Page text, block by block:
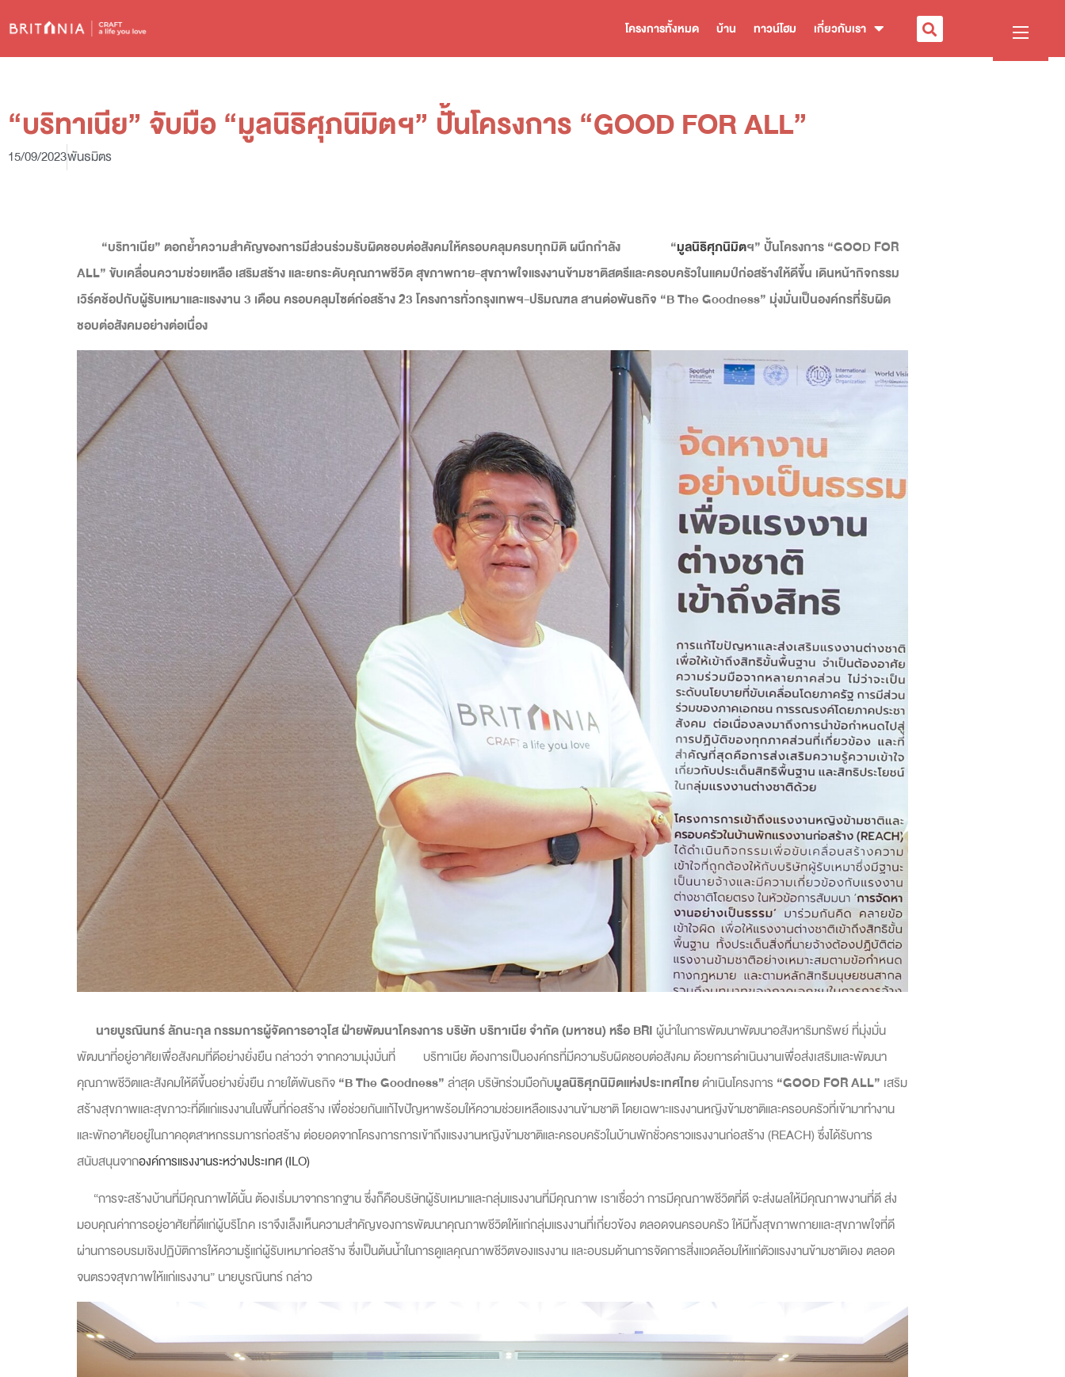
โครงการทั้งหมด บ้าน ทาวน์โฮม เกี่ยวกับเรา
“บริทาเนีย” จับมือ “มูลนิธิศุภนิมิตฯ” ปั้นโครงการ “GOOD FOR ALL”
15/09/2023พันธมิตร
“บริทาเนีย” ตอกย้ำความสำคัญของการมีส่วนร่วมรับผิดชอบต่อสังคมให้ครอบคลุมครบทุกมิติ ผนึกกำลัง “มูลนิธิศุภนิมิตฯ” ปั้นโครงการ “GOOD FOR
ALL” ขับเคลื่อนความช่วยเหลือ เสริมสร้าง และยกระดับคุณภาพชีวิต สุขภาพกาย-สุขภาพใจแรงงานข้ามชาติสตรีและครอบครัวในแคมป์ก่อสร้างให้ดีขึ้น เดินหน้ากิจกรรม
เวิร์คช้อปกับผู้รับเหมาและแรงงาน 3 เดือน ครอบคลุมไซต์ก่อสร้าง 23 โครงการทั่วกรุงเทพฯ-ปริมณฑล สานต่อพันธกิจ “B The Goodness” มุ่งมั่นเป็นองค์กรที่รับผิด
ชอบต่อสังคมอย่างต่อเนื่อง
นายบูรณินทร์ ลัภนะกุล กรรมการผู้จัดการอาวุโส ฝ่ายพัฒนาโครงการ บริษัท บริทาเนีย จำกัด (มหาชน)หรือBRI ผู้นำในการพัฒนาพัฒนาอสังหาริมทรัพย์ ที่มุ่งมั่น
พัฒนาที่อยู่อาศัยเพื่อสังคมที่ดีอย่างยั่งยืน กล่าวว่า จากความมุ่งมั่นที่ บริทาเนีย ต้องการเป็นองค์กรที่มีความรับผิดชอบต่อสังคม ด้วยการดำเนินงานเพื่อส่งเสริมและพัฒนา
คุณภาพชีวิตและสังคมให้ดีขึ้นอย่างยั่งยืน ภายใต้พันธกิจ“B The Goodness”ล่าสุด บริษัทร่วมมือกับมูลนิธิศุภนิมิตแห่งประเทศไทยดำเนินโครงการ “GOOD FOR ALL” เสริม
สร้างสุขภาพและสุขภาวะที่ดีแก่แรงงานในพื้นที่ก่อสร้าง เพื่อช่วยกันแก้ไขปัญหาพร้อมให้ความช่วยเหลือแรงงานข้ามชาติ โดยเฉพาะแรงงานหญิงข้ามชาติและครอบครัวที่เข้ามาทำงาน
และพักอาศัยอยู่ในภาคอุตสาหกรรมการก่อสร้าง ต่อยอดจากโครงการการเข้าถึงแรงงานหญิงข้ามชาติและครอบครัวในบ้านพักชั่วคราวแรงงานก่อสร้าง (REACH) ซึ่งได้รับการ
สนับสนุนจากองค์การแรงงานระหว่างประเทศ (ILO)
“การจะสร้างบ้านที่มีคุณภาพได้นั้น ต้องเริ่มมาจากรากฐาน ซึ่งก็คือบริษัทผู้รับเหมาและกลุ่มแรงงานที่มีคุณภาพ เราเชื่อว่า การมีคุณภาพชีวิตที่ดี จะส่งผลให้มีคุณภาพงานที่ดี ส่ง
มอบคุณค่าการอยู่อาศัยที่ดีแก่ผู้บริโภค เราจึงเล็งเห็นความสำคัญของการพัฒนาคุณภาพชีวิตให้แก่กลุ่มแรงงานที่เกี่ยวข้อง ตลอดจนครอบครัว ให้มีทั้งสุขภาพกายและสุขภาพใจที่ดี
ผ่านการอบรมเชิงปฏิบัติการให้ความรู้แก่ผู้รับเหมาก่อสร้าง ซึ่งเป็นต้นน้ำในการดูแลคุณภาพชีวิตของแรงงาน และอบรมด้านการจัดการสิ่งแวดล้อมให้แก่ตัวแรงงานข้ามชาติเอง ตลอด
จนตรวจสุขภาพให้แก่แรงงาน” นายบูรณินทร์ กล่าว